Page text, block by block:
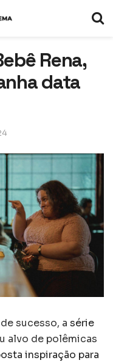
Rena,
data
sucesso, a série
alvo de polêmicas
inspiração para